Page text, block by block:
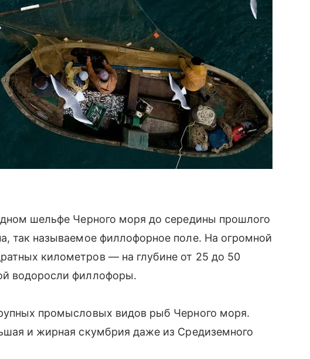
шельфе Черного моря до середины прошлого
так называемое филлофорное поле. На огромной
километров — на глубине от 25 до 50
водоросли филлофоры.
промысловых видов рыб Черного моря.
и жирная скумбрия даже из Средиземного